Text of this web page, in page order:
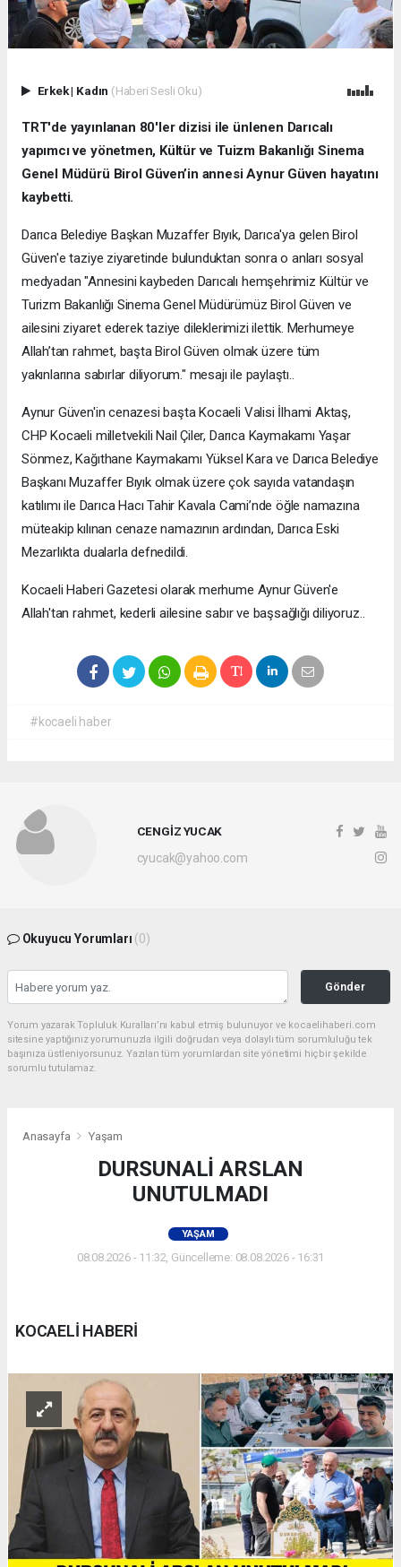
Erkek| Kadın (Haberi Sesli Oku)
TRT'de yayınlanan 80'ler dizisi ile ünlenen Darıcalı
yapımcı ve yönetmen, Kültür ve Tuizm Bakanlığı Sinema
Genel Müdürü Birol Güven’in annesi Aynur Güven hayatını
kaybetti.
Darıca Belediye Başkan Muzaffer Bıyık, Darıca'ya gelen Birol
Güven'e taziye ziyaretinde bulunduktan sonra o anları sosyal
medyadan "Annesini kaybeden Darıcalı hemşehrimiz Kültür ve
Turizm Bakanlığı Sinema Genel Müdürümüz Birol Güven ve
ailesini ziyaret ederek taziye dileklerimizi ilettik. Merhumeye
Allah’tan rahmet, başta Birol Güven olmak üzere tüm
yakınlarına sabırlar diliyorum." mesajı ile paylaştı..
Aynur Güven'in cenazesi başta Kocaeli Valisi İlhami Aktaş,
CHP Kocaeli milletvekili Nail Çiler, Darıca Kaymakamı Yaşar
Sönmez, Kağıthane Kaymakamı Yüksel Kara ve Darıca Belediye
Başkanı Muzaffer Bıyık olmak üzere çok sayıda vatandaşın
katılımı ile Darıca Hacı Tahir Kavala Cami’nde öğle namazına
müteakip kılınan cenaze namazının ardından, Darıca Eski
Mezarlıkta dualarla defnedildi.
Kocaeli Haberi Gazetesi olarak merhume Aynur Güven'e
Allah'tan rahmet, kederli ailesine sabır ve başsağlığı diliyoruz..
#kocaeli haber
CENGİZ YUCAK
cyucak@yahoo.com
Okuyucu Yorumları (0)
Gönder
Yorum yazarak Topluluk Kuralları’nı kabul etmiş bulunuyor ve kocaelihaberi.com
sitesine yaptığınız yorumunuzla ilgili doğrudan veya dolaylı tüm sorumluluğu tek
başınıza üstleniyorsunuz. Yazılan tüm yorumlardan site yönetimi hiçbir şekilde
sorumlu tutulamaz.
Anasayfa Yaşam
DURSUNALİ ARSLAN
UNUTULMADI
YAŞAM
08.08.2026 - 11:32, Güncelleme: 08.08.2026 - 16:31
KOCAELİ HABERİ